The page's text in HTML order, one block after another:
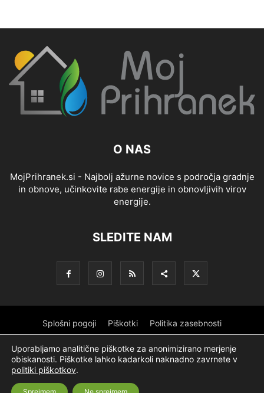
O NAS
MojPrihranek.si - Najbolj ažurne novice s področja gradnje
in obnove, učinkovite rabe energije in obnovljivih virov
energije.
SLEDITE NAM
Splošni pogoji Piškotki Politika zasebnosti
Oglaševanje Partnerji Sofinanciranje Logotip
O podjetju
Uporabljamo analitične piškotke za anonimizirano merjenje
obiskanosti. Piškotke lahko kadarkoli naknadno zavrnete v
politiki piškotkov.